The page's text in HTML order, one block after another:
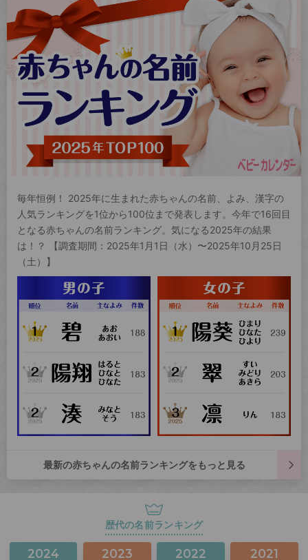
毎年恒例！ 2025年に生まれた赤ちゃんの名前、よみ、漢字の
人気ランキングを1位から100位まで発表します。今年で16回目
となる赤ちゃんの名前ランキング。気になる2025年の結果
は！？ 【調査期間：2025年1月1日（水）〜2025年10月25日
（土）】
最新の赤ちゃんの名前ランキングをもっと見る
歴代の名前ランキング
2024 2023 2022 2021